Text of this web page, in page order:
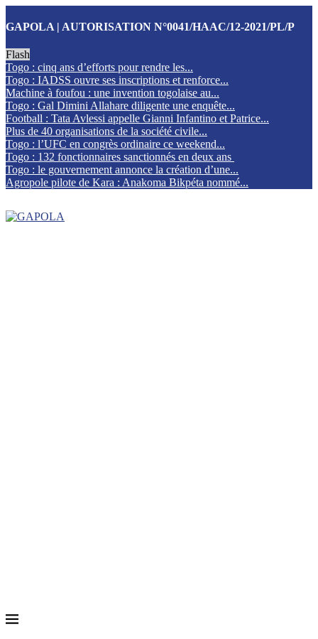
GAPOLA | AUTORISATION N°0041/HAAC/12-2021/PL/P
Flash
Togo : cinq ans d’efforts pour rendre les...
Togo : IADSS ouvre ses inscriptions et renforce...
Machine à foufou : une invention togolaise au...
Togo : Gal Dimini Allahare diligente une enquête...
Football : Tata Avlessi appelle Gianni Infantino et Patrice...
Plus de 40 organisations de la société civile...
Togo : l’UFC en congrès ordinaire ce weekend...
Togo : 132 fonctionnaires sanctionnés en deux ans
Togo : le gouvernement annonce la création d’une...
Agropole pilote de Kara : Anakoma Bikpéta nommé...